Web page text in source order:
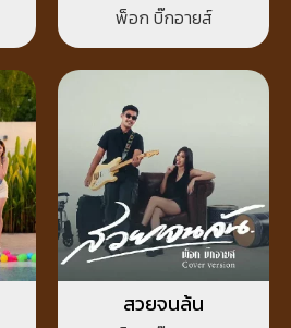
พ็อก บิ๊กอายส์
สวยจนล้น